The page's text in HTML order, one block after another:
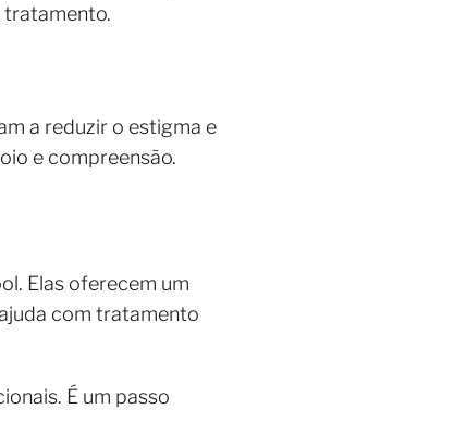
tratamento.
a reduzir o estigma e
e compreensão.
Elas oferecem um
com tratamento
É um passo